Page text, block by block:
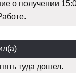
о получении
туда дошел.